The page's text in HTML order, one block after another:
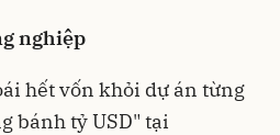
nghiệp
hết vốn khỏi dự án từng
bánh tỷ USD" tại